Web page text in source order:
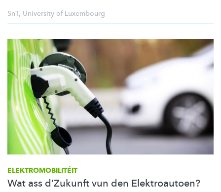
SnT, University of Luxembourg
ELEKTROMOBILITÉIT
Wat ass d’Zukunft vun den Elektroautoen?